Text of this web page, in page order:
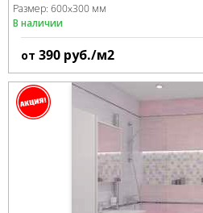
Размер: 600x300 мм
В наличии
от 390 руб./м2